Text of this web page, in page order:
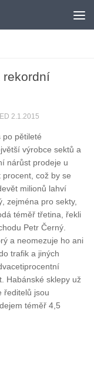
rekordní
2.1.2015
po pětileté
výrobce sektů a
nárůst prodeje u
což by se
milionů lahví
zejména pro sekty,
téměř třetina, řekli
Petr Černý.
a neomezuje ho ani
trafik a jiných
Habánské sklepy už
ředitelů jsou
téměř 4,5